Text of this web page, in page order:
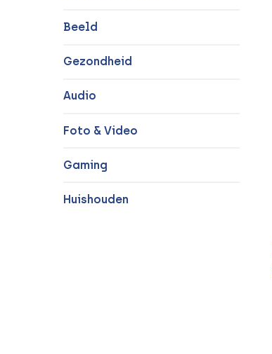
Beeld
Gezondheid
Audio
Foto & Video
Gaming
Huishouden